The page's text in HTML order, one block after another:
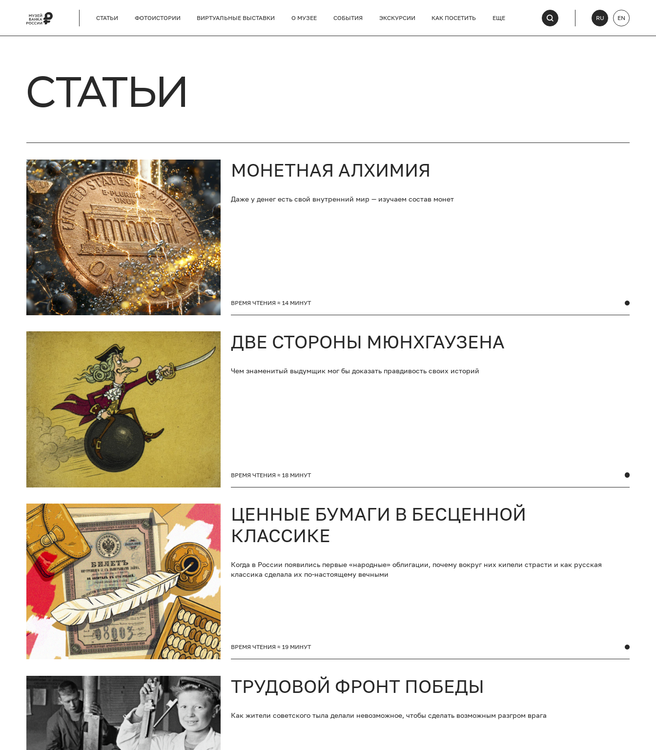
СТАТЬИ ФОТОИСТОРИИ ВИРТУАЛЬНЫЕ ВЫСТАВКИ О МУЗЕЕ СОБЫТИЯ ЭКСКУРСИИ КАК ПОСЕТИТЬ ЕЩЕ RU EN
СТАТЬИ
МОНЕТНАЯ АЛХИМИЯ
Даже у денег есть свой внутренний мир — изучаем состав монет
ВРЕМЯ ЧТЕНИЯ ≈ 14 МИНУТ
ДВЕ СТОРОНЫ МЮНХГАУЗЕНА
Чем знаменитый выдумщик мог бы доказать правдивость своих историй
ВРЕМЯ ЧТЕНИЯ ≈ 18 МИНУТ
ЦЕННЫЕ БУМАГИ В БЕСЦЕННОЙ
КЛАССИКЕ
Когда в России появились первые «народные» облигации, почему вокруг них кипели страсти и как русская
классика сделала их по-настоящему вечными
ВРЕМЯ ЧТЕНИЯ ≈ 19 МИНУТ
ТРУДОВОЙ ФРОНТ ПОБЕДЫ
Как жители советского тыла делали невозможное, чтобы сделать возможным разгром врага